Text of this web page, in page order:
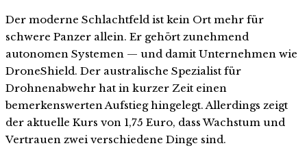
Der moderne Schlachtfeld ist kein Ort mehr für
schwere Panzer allein. Er gehört zunehmend
autonomen Systemen — und damit Unternehmen wie
DroneShield. Der australische Spezialist für
Drohnenabwehr hat in kurzer Zeit einen
bemerkenswerten Aufstieg hingelegt. Allerdings zeigt
der aktuelle Kurs von 1,75 Euro, dass Wachstum und
Vertrauen zwei verschiedene Dinge sind.